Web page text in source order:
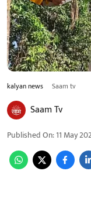
kalyan news Saam tv
Saam Tv
Published On:11 May